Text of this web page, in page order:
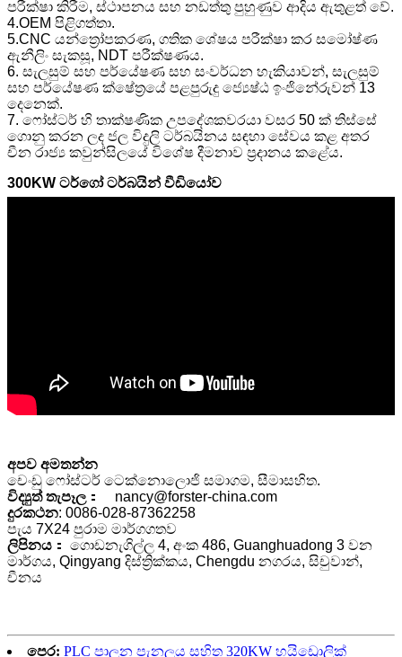
පරීක්ෂා කිරීම, ස්ථාපනය සහ නඩත්තු පුහුණුව ආදිය ඇතුළත් වේ.
4.OEM පිළිගත්තා.
5.CNC යන්ත්‍රෝපකරණ, ගතික ශේෂය පරීක්ෂා කර සමෝෂ්ණ
ඇනීලිං සැකසූ, NDT පරීක්ෂණය.
6. සැලසුම් සහ පර්යේෂණ සහ සංවර්ධන හැකියාවන්, සැලසුම්
සහ පර්යේෂණ ක්ෂේත්‍රයේ පළපුරුදු ජ්‍යෙෂ්ඨ ඉංජිනේරුවන් 13
දෙනෙක්.
7. ෆෝස්ටර් හි තාක්ෂණික උපදේශකවරයා වසර 50 ක් තිස්සේ
ගොනු කරන ලද ජල විදුලි ටර්බයිනය සඳහා සේවය කළ අතර
චීන රාජ්‍ය කවුන්සිලයේ විශේෂ දීමනාව ප්‍රදානය කළේය.
300KW ටර්ගෝ ටර්බයින් වීඩියෝව
අපව අමතන්න
චෙංඩු ෆෝස්ටර් ටෙක්නොලොජි සමාගම, සීමාසහිත.
විද්‍යුත් තැපෑල ： nancy@forster-china.com
දුරකථන: 0086-028-87362258
පැය 7X24 පුරාම මාර්ගගතව
ලිපිනය ： ගොඩනැගිල්ල 4, අංක 486, Guanghuadong 3 වන
මාර්ගය, Qingyang දිස්ත්‍රික්කය, Chengdu නගරය, සිචුවාන්,
චීනය
පෙර: PLC පාලන පැනලය සහිත 320KW හයිඩ්‍රොලික්